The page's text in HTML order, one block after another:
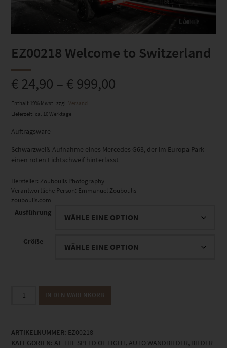
EZ00218 Welcome to Switzerland
€24,90 – €999,00
Enthält 19% Mwst. zzgl. Versand
Lieferzeit: ca. 10 Werktage
Auftragsware
Schwarzweiß-Aufnahme eines Mercedes G63, der im Europa Park
einen roten Lichtschweif hinterlässt
Hersteller: Zouboulis Photography
Verantwortliche Person: Emmanuel Zouboulis
zouboulis.com
Ausführung
Größe
Welcome
Menge
IN DEN WARENKORB
ARTIKELNUMMER: EZ00218
KATEGORIEN: AT THE SPEED OF LIGHT,AUTO WANDBILDER, BILDER